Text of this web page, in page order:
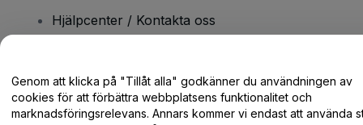
Hjälpcenter / Kontakta oss
Copyright © viagogo GmbH 2026 Företagsinformation
Genom att klicka på "Tillåt alla" godkänner du användningen av
cookies för att förbättra webbplatsens funktionalitet och
marknadsföringsrelevans. Annars kommer vi endast att använda